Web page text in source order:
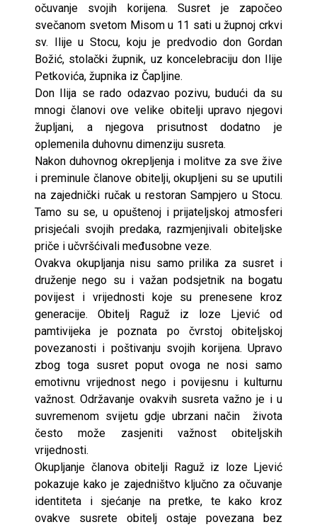
očuvanje svojih korijena. Susret je započeo
svečanom svetom Misom u 11 sati u župnoj crkvi
sv. Ilije u Stocu, koju je predvodio don Gordan
Božić, stolački župnik, uz koncelebraciju don Ilije
Petkovića, župnika iz Čapljine.
Don Ilija se rado odazvao pozivu, budući da su
mnogi članovi ove velike obitelji upravo njegovi
župljani, a njegova prisutnost dodatno je
oplemenila duhovnu dimenziju susreta.
Nakon duhovnog okrepljenja i molitve za sve žive
i preminule članove obitelji, okupljeni su se uputili
na zajednički ručak u restoran Sampjero u Stocu.
Tamo su se, u opuštenoj i prijateljskoj atmosferi
prisjećali svojih predaka, razmjenjivali obiteljske
priče i učvršćivali međusobne veze.
Ovakva okupljanja nisu samo prilika za susret i
druženje nego su i važan podsjetnik na bogatu
povijest i vrijednosti koje su prenesene kroz
generacije. Obitelj Raguž iz loze Ljević od
pamtivijeka je poznata po čvrstoj obiteljskoj
povezanosti i poštivanju svojih korijena. Upravo
zbog toga susret poput ovoga ne nosi samo
emotivnu vrijednost nego i povijesnu i kulturnu
važnost. Održavanje ovakvih susreta važno je i u
suvremenom svijetu gdje ubrzani način života
često može zasjeniti važnost obiteljskih
vrijednosti.
Okupljanje članova obitelji Raguž iz loze Ljević
pokazuje kako je zajedništvo ključno za očuvanje
identiteta i sjećanje na pretke, te kako kroz
ovakve susrete obitelj ostaje povezana bez